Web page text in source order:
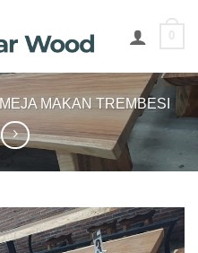
0
MEJA MAKAN TREMBESI